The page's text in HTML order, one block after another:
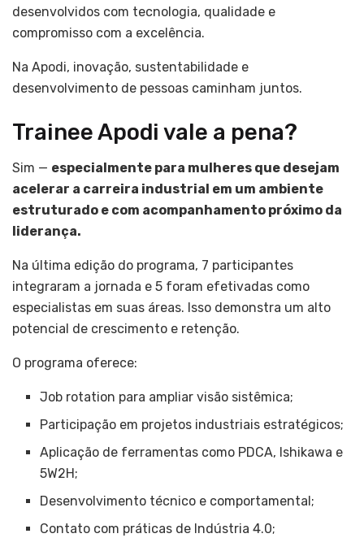
desenvolvidos com tecnologia, qualidade e
compromisso com a excelência.
Na Apodi, inovação, sustentabilidade e
desenvolvimento de pessoas caminham juntos.
Trainee Apodi vale a pena?
Sim — especialmente para mulheres que desejam
acelerar a carreira industrial em um ambiente
estruturado e com acompanhamento próximo da
liderança.
Na última edição do programa, 7 participantes
integraram a jornada e 5 foram efetivadas como
especialistas em suas áreas. Isso demonstra um alto
potencial de crescimento e retenção.
O programa oferece:
Job rotation para ampliar visão sistêmica;
Participação em projetos industriais estratégicos;
Aplicação de ferramentas como PDCA, Ishikawa e
5W2H;
Desenvolvimento técnico e comportamental;
Contato com práticas de Indústria 4.0;